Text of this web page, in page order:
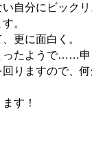
自分にビック
。
更に面白く。
ったようで……申
りますので、
す！